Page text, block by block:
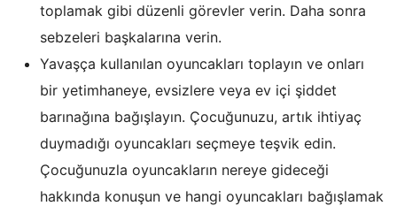
toplamak gibi düzenli görevler verin. Daha sonra
sebzeleri başkalarına verin.
Yavaşça kullanılan oyuncakları toplayın ve onları
bir yetimhaneye, evsizlere veya ev içi şiddet
barınağına bağışlayın. Çocuğunuzu, artık ihtiyaç
duymadığı oyuncakları seçmeye teşvik edin.
Çocuğunuzla oyuncakların nereye gideceği
hakkında konuşun ve hangi oyuncakları bağışlamak